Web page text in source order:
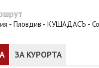
- Пловдив - КУШАДАСЪ -
ЗА КУРОРТА